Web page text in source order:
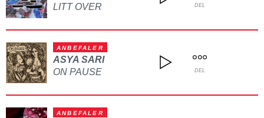
LITT OVER
DEL
ANBEFALER
ASYA SARI
ON PAUSE
DEL
ANBEFALER